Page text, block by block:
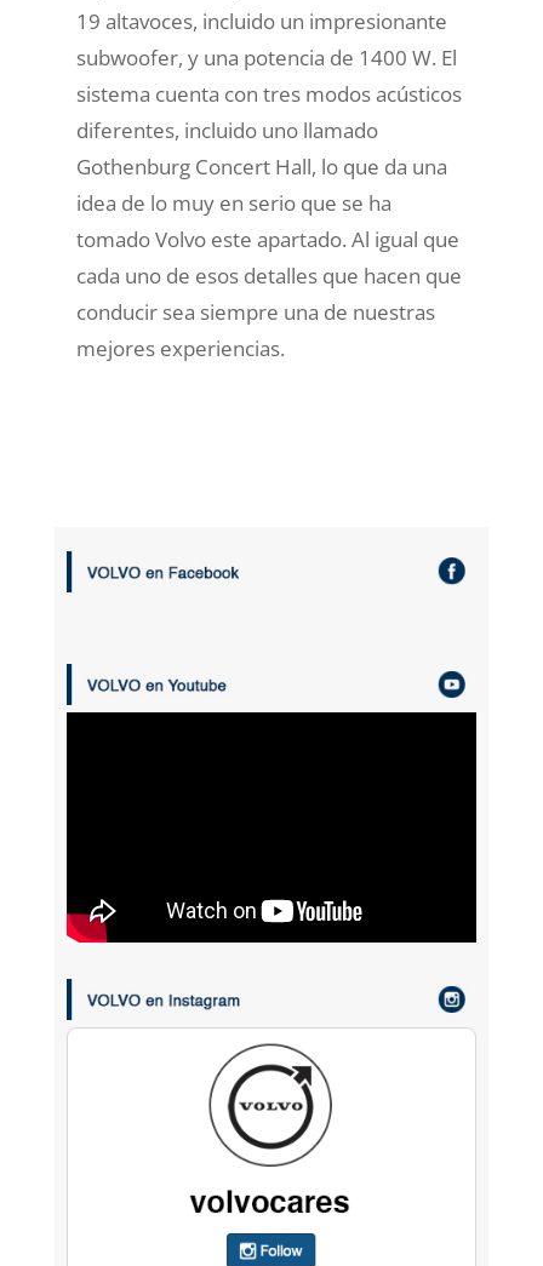
19 altavoces, incluido un impresionante
subwoofer, y una potencia de 1400 W. El
sistema cuenta con tres modos acústicos
diferentes, incluido uno llamado
Gothenburg Concert Hall, lo que da una
idea de lo muy en serio que se ha
tomado Volvo este apartado. Al igual que
cada uno de esos detalles que hacen que
conducir sea siempre una de nuestras
mejores experiencias.